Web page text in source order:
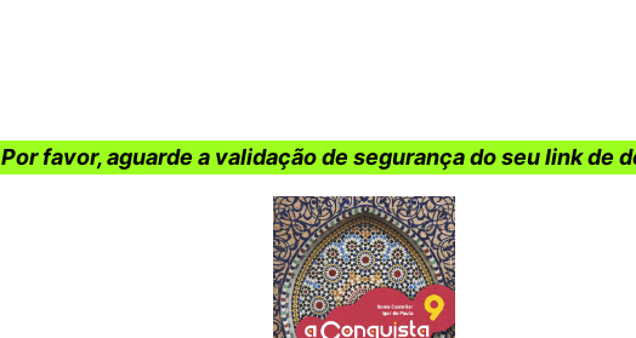
Por favor, aguarde a validação de segurança do seu link de